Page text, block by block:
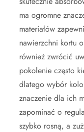
ma ogromne
materiałów
nawierzchni kortu
również zwrócić
pokolenie często
dlatego wybór
znaczenie dla ich
zapominać o
szybko rosną, a